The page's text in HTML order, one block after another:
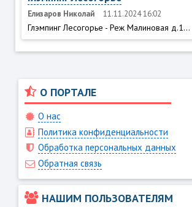
Елизаров Николай 11.11.2024 16:02
Глэмпинг Лесогорье - Реж Малиновая д.1...
О ПОРТАЛЕ
О нас
Политика конфиденциальности
Обработка персональных данных
Обратная связь
НАШИМ ПОЛЬЗОВАТЕЛЯМ